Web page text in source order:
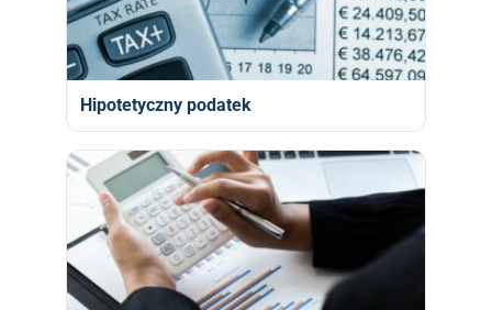
Hipotetyczny podatek